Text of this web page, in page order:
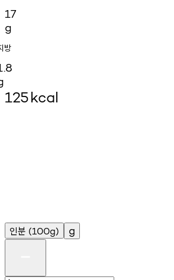
17
g
방
125kcal
인분 (100g) g